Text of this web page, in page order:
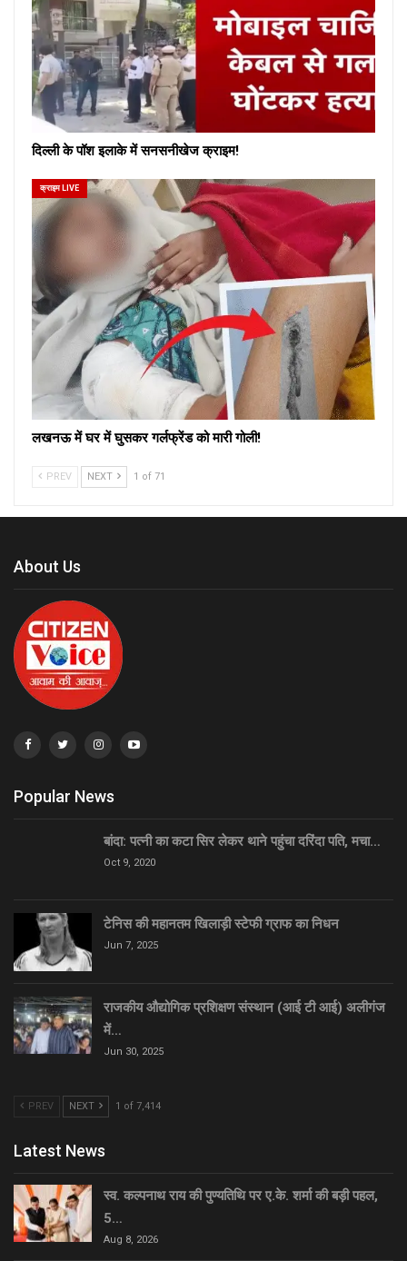
दिल्ली के पॉश इलाके में सनसनीखेज क्राइम!
क्राइम LIVE
लखनऊ में घर में घुसकर गर्लफ्रेंड को मारी गोली!
PREV NEXT 1 of 71
About Us
Popular News
बांदा: पत्नी का कटा सिर लेकर थाने पहुंचा दरिंदा पति, मचा…
Oct 9, 2020
टेनिस की महानतम खिलाड़ी स्टेफी ग्राफ का निधन
Jun 7, 2025
राजकीय औद्योगिक प्रशिक्षण संस्थान (आई टी आई) अलीगंज
में…
Jun 30, 2025
PREV NEXT 1 of 7,414
Latest News
स्व. कल्पनाथ राय की पुण्यतिथि पर ए.के. शर्मा की बड़ी पहल,
5…
Aug 8, 2026